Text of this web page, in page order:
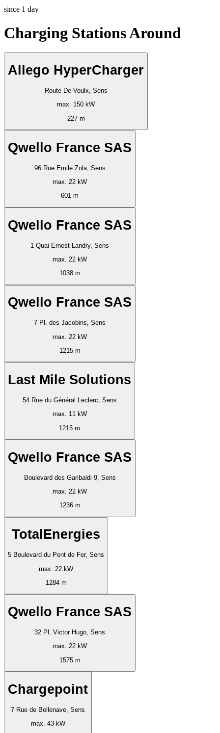
since 1 day
Charging Stations Around
Allego HyperCharger
Route De Voulx, Sens
max. 150 kW
227 m
Qwello France SAS
96 Rue Emile Zola, Sens
max. 22 kW
601 m
Qwello France SAS
1 Quai Ernest Landry, Sens
max. 22 kW
1038 m
Qwello France SAS
7 Pl. des Jacobins, Sens
max. 22 kW
1215 m
Last Mile Solutions
54 Rue du Général Leclerc, Sens
max. 11 kW
1215 m
Qwello France SAS
Boulevard des Garibaldi 9, Sens
max. 22 kW
1236 m
TotalEnergies
5 Boulevard du Pont de Fer, Sens
max. 22 kW
1284 m
Qwello France SAS
32 Pl. Victor Hugo, Sens
max. 22 kW
1575 m
Chargepoint
7 Rue de Bellenave, Sens
max. 43 kW